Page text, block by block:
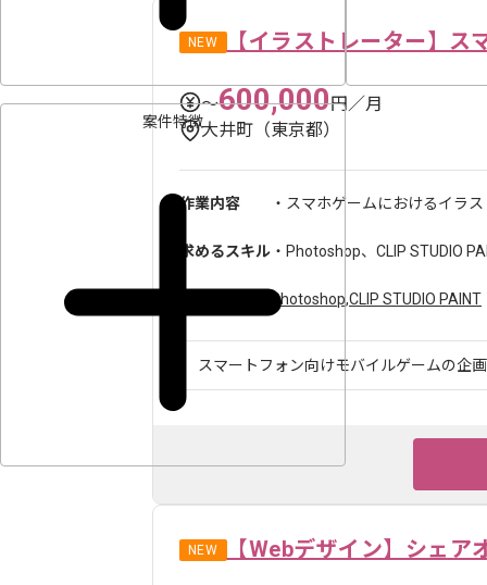
案件特徴
NEW 【イラストレーター】ス
〜600,000円／月
大井町（東京都）
作業内容 ・スマホゲームにおけるイラ
求めるスキル ・Photoshop、CLIP STUDIO
Photoshop,CLIP STUDIO PAINT
スマートフォン向けモバイルゲームの企
NEW 【Webデザイン】シェア